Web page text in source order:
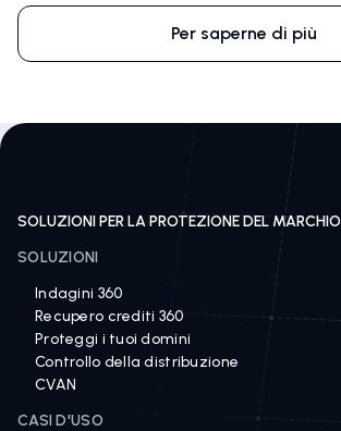
Per saperne di più
SOLUZIONI PER LA PROTEZIONE DEL MARCHIO
SOLUZIONI
Indagini 360
Recupero crediti 360
Proteggi i tuoi domini
Controllo della distribuzione
CVAN
CASI D'USO